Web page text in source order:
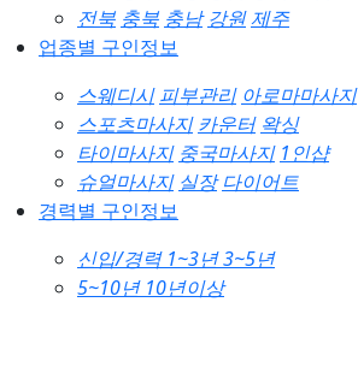
전북 충북 충남 강원제주
업종별 구인정보
스웨디시 피부관리 아로마마사지
스포츠마사지 카운터 왁싱
타이마사지 중국마사지 1인샵
슈얼마사지 실장 다이어트
경력별 구인정보
신입/경력 1~3년3~5년
5~10년 10년이상